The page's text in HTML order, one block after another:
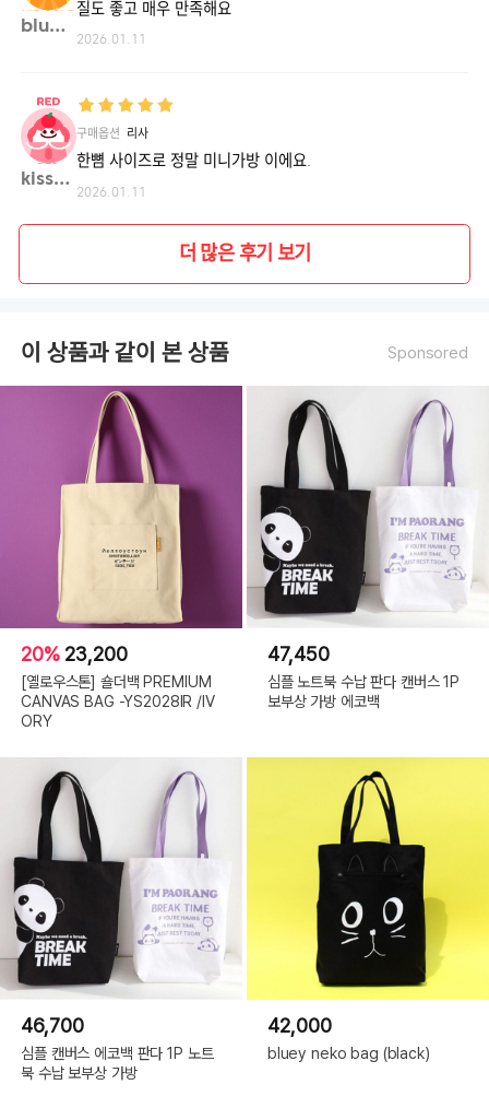
blue7**
질도 좋고 매우 만족해요
2026.01.11
kissk**
구매옵션 리사
한뼘 사이즈로 정말 미니가방 이에요.
2026.01.11
더 많은 후기 보기
이 상품과 같이 본 상품 Sponsored
20% 23,200
[옐로우스톤] 숄더백 PREMIUM
CANVAS BAG -YS2028IR /IV
ORY
47,450
심플 노트북 수납 판다 캔버스 1P
보부상 가방 에코백
46,700
심플 캔버스 에코백 판다 1P 노트
북 수납 보부상 가방
42,000
bluey neko bag (black)